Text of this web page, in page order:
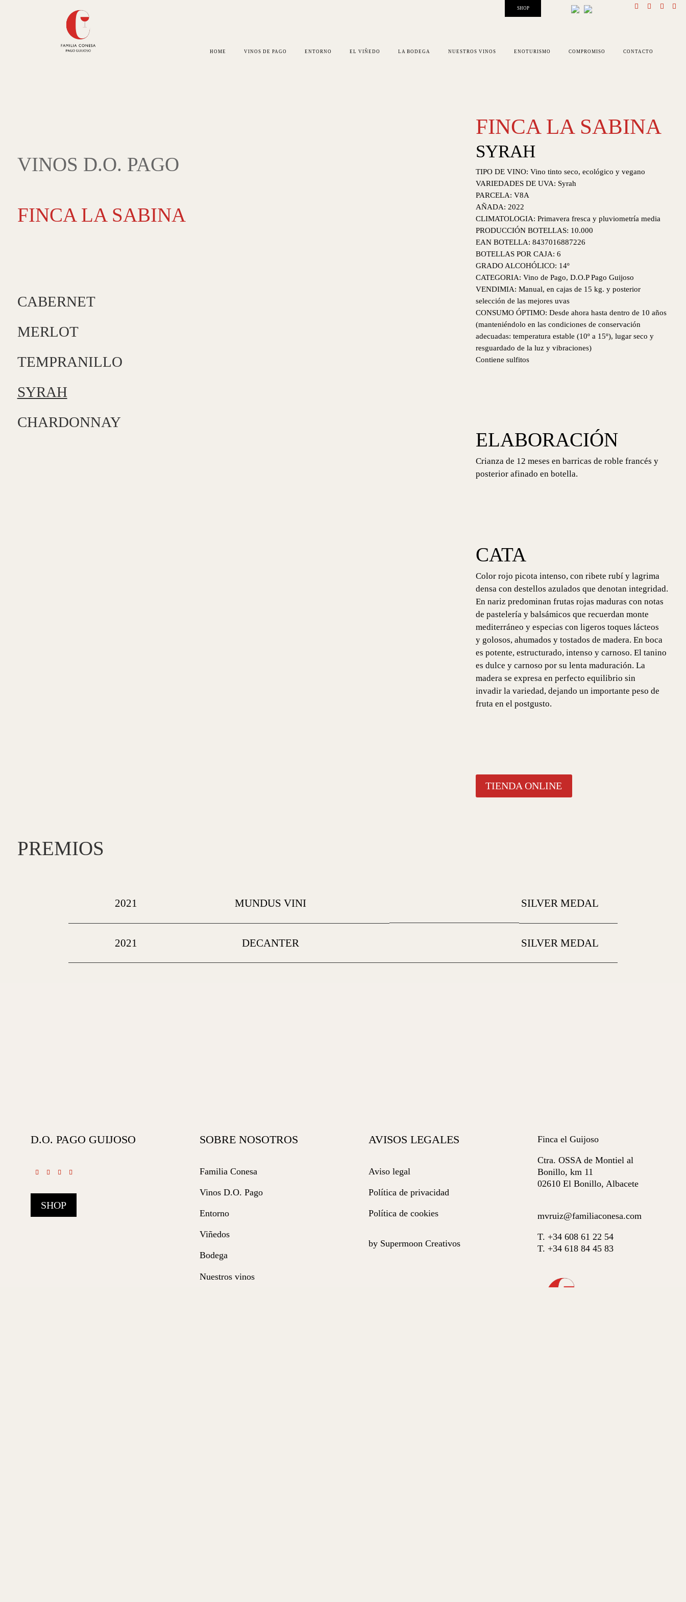
SHOP
HOME VINOS DE PAGO ENTORNO EL VIÑEDO LA BODEGA NUESTROS VINOS ENOTURISMO COMPROMISO CONTACTO
VINOS D.O. PAGO
FINCA LA SABINA
CABERNET
MERLOT
TEMPRANILLO
SYRAH
CHARDONNAY
FINCA LA SABINA
SYRAH
TIPO DE VINO: Vino tinto seco, ecológico y vegano
VARIEDADES DE UVA: Syrah
PARCELA: V8A
AÑADA: 2022
CLIMATOLOGIA: Primavera fresca y pluviometría media
PRODUCCIÓN BOTELLAS: 10.000
EAN BOTELLA: 8437016887226
BOTELLAS POR CAJA: 6
GRADO ALCOHÓLICO: 14º
CATEGORIA: Vino de Pago, D.O.P Pago Guijoso
VENDIMIA: Manual, en cajas de 15 kg. y posterior
selección de las mejores uvas
CONSUMO ÓPTIMO: Desde ahora hasta dentro de 10 años
(manteniéndolo en las condiciones de conservación
adecuadas: temperatura estable (10º a 15º), lugar seco y
resguardado de la luz y vibraciones)
Contiene sulfitos
ELABORACIÓN
Crianza de 12 meses en barricas de roble francés y
posterior afinado en botella.
CATA
Color rojo picota intenso, con ribete rubí y lagrima
densa con destellos azulados que denotan integridad.
En nariz predominan frutas rojas maduras con notas
de pastelería y balsámicos que recuerdan monte
mediterráneo y especias con ligeros toques lácteos
y golosos, ahumados y tostados de madera. En boca
es potente, estructurado, intenso y carnoso. El tanino
es dulce y carnoso por su lenta maduración. La
madera se expresa en perfecto equilibrio sin
invadir la variedad, dejando un importante peso de
fruta en el postgusto.
TIENDA ONLINE
PREMIOS
2021 MUNDUS VINI SILVER MEDAL
2021 DECANTER SILVER MEDAL
D.O. PAGO GUIJOSO
SHOP
SOBRE NOSOTROS
Familia Conesa
Vinos D.O. Pago
Entorno
Viñedos
Bodega
Nuestros vinos
AVISOS LEGALES
Aviso legal
Política de privacidad
Política de cookies
by Supermoon Creativos
Finca el Guijoso
Ctra. OSSA de Montiel al
Bonillo, km 11
02610 El Bonillo, Albacete
mvruiz@familiaconesa.com
T. +34 608 61 22 54
T. +34 618 84 45 83